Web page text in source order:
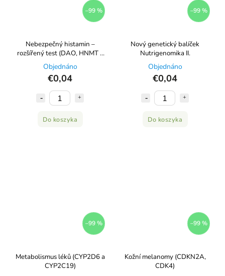
–99 %
Nebezpečný histamin –
rozšířený test (DAO, HNMT a
MTHFR)
Objednáno
€0,04
Do koszyka
–99 %
Nový genetický balíček
Nutrigenomika II.
Objednáno
€0,04
Do koszyka
–99 %
Metabolismus léků (CYP2D6 a
CYP2C19)
–99 %
Kožní melanomy (CDKN2A,
CDK4)